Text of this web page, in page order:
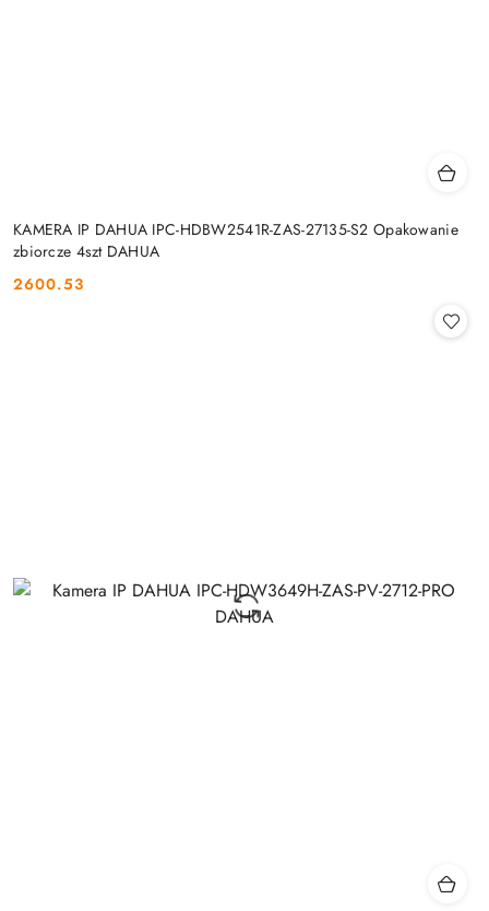
KAMERA IP DAHUA IPC-HDBW2541R-ZAS-27135-S2 Opakowanie
zbiorcze 4szt DAHUA
Cena:
2600.53